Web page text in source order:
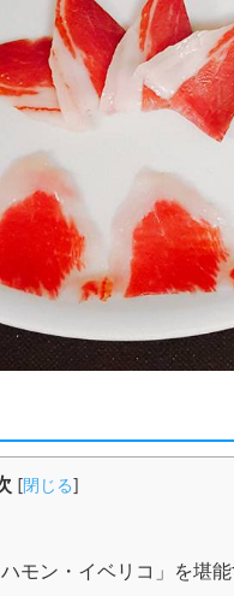
[閉じる]
モン・イベリコ」を堪